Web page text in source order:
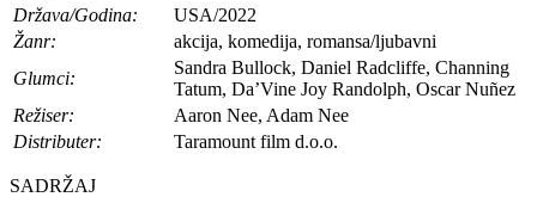
Država/Godina:
USA/2022
Žanr:
akcija, komedija, romansa/ljubavni
Glumci:
Sandra Bullock, Daniel Radcliffe, Channing
Tatum, Da’Vine Joy Randolph, Oscar Nuñez
Režiser:
Aaron Nee, Adam Nee
Distributer:
Taramount film d.o.o.
SADRŽAJ